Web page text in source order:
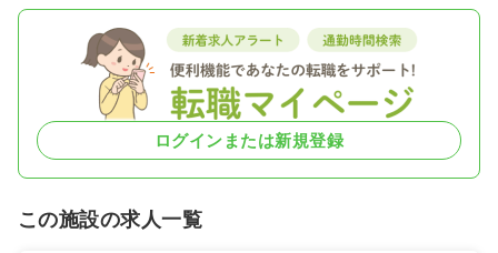
ログインまたは新規登録
この施設の求人一覧